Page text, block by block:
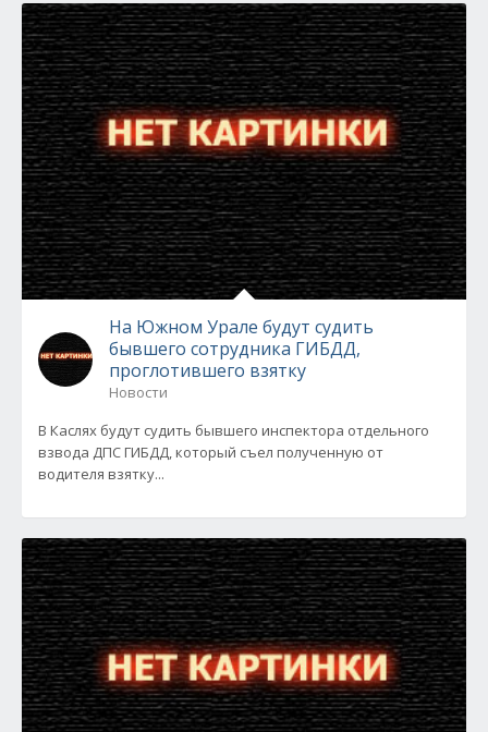
На Южном Урале будут судить
бывшего сотрудника ГИБДД,
проглотившего взятку
Новости
В Каслях будут судить бывшего инспектора отдельного
взвода ДПС ГИБДД, который съел полученную от
водителя взятку...